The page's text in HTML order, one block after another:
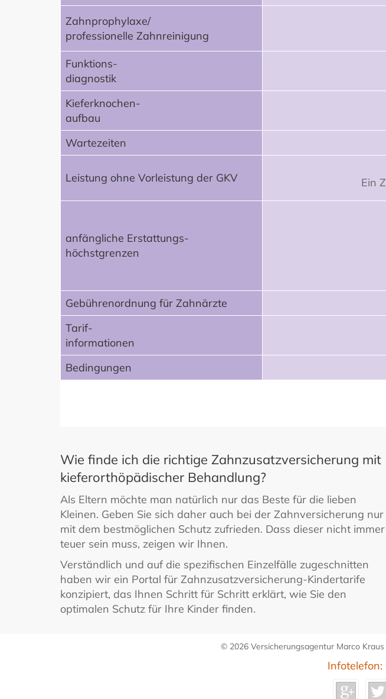
Zahnprophylaxe/
professionelle Zahnreinigung
Funktions-
diagnostik
Kieferknochen-
aufbau
Wartezeiten
Leistung ohne Vorleistung der GKV
Ein
anfängliche Erstattungs-
höchstgrenzen
Gebührenordnung für Zahnärzte
Tarif-
informationen
Bedingungen
Wie finde ich die richtige Zahnzusatzversicherung mit
kieferorthöpädischer Behandlung?
Als Eltern möchte man natürlich nur das Beste für die lieben
Kleinen. Geben Sie sich daher auch bei der Zahnversicherung nur
mit dem bestmöglichen Schutz zufrieden. Dass dieser nicht immer
teuer sein muss, zeigen wir Ihnen.
Verständlich und auf die spezifischen Einzelfälle zugeschnitten
haben wir ein Portal für Zahnzusatzversicherung-Kindertarife
konzipiert, das Ihnen Schritt für Schritt erklärt, wie Sie den
optimalen Schutz für Ihre Kinder finden.
© 2026 Versicherungsagentur Marco Kraus